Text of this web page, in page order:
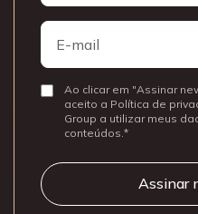
E-
mail
ConsentirAo clicar em "Assinar
aceito a Política de
Group a utilizar meus
conteúdos.